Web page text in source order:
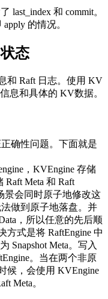
last_index 和 commit。
的情况。
态
和 Raft 日志。使用 KV
息和具体的 KV数据。
确性问题。下面就是
，KVEngine 存储
Raft Meta 和 Raft
景会同时原子地修改这
做到原子地落盘。并
，所以任意的先后顺
方式是将 RaftEngine 中
Snapshot Meta。写入
。当在两个非原
候，会使用 KVEngine
Meta。